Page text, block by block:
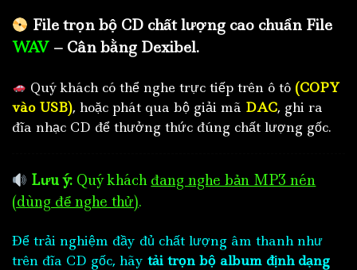
File trọn bộ CD chất lượng cao chuẩn File
WAV – Cân bằng Dexibel.
Quý khách có thể nghe trực tiếp trên ô tô (COPY
vào USB), hoặc phát qua bộ giải mã DAC, ghi ra
đĩa nhạc CD để thưởng thức đúng chất lượng gốc.
Lưu ý: Quý khách đang nghe bản MP3 nén
(dùng để nghe thử).
Để trải nghiệm đầy đủ chất lượng âm thanh như
trên đĩa CD gốc, hãy tải trọn bộ album định dạng